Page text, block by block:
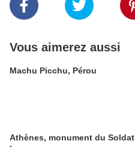
Vous aimerez aussi
Machu Picchu, Pérou
Athènes, monument du Soldat